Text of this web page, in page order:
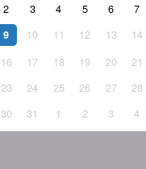
2
3 4 5 6 7
9 10 11 12 13 14
16
17 18 19 20 21
23
24 25 26 27 28
30
31 1 2 3 4